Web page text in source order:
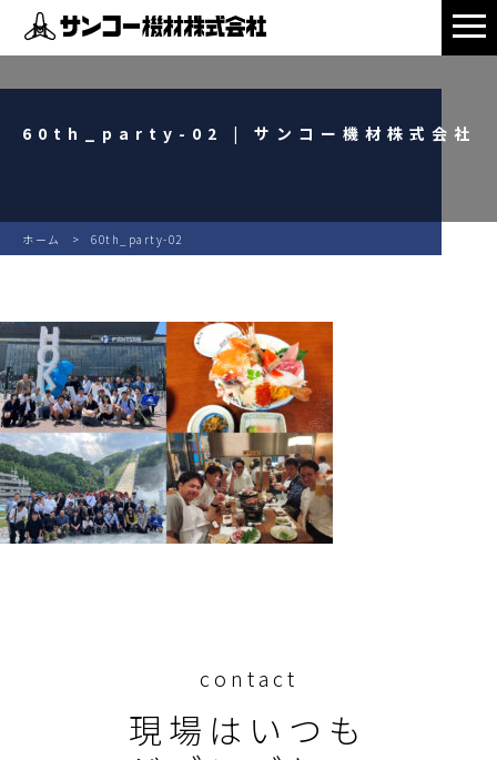
60th_party-02 | サンコー機材株式会社
ホーム 60th_party-02
contact
現場はいつも